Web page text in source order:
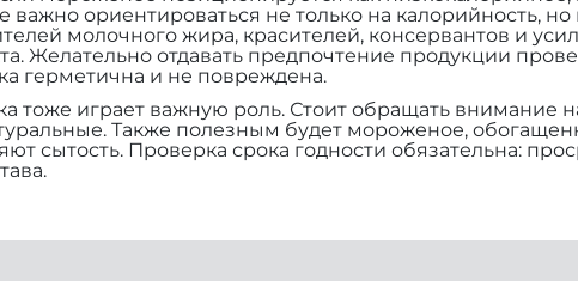
важно ориентироваться не только на калорийность,
молочного жира, красителей, консервантов и
Желательно отдавать предпочтение продукции
герметична и не повреждена.
тоже играет важную роль. Стоит обращать внимание
Также полезным будет мороженое,
сытость. Проверка срока годности обязательна: